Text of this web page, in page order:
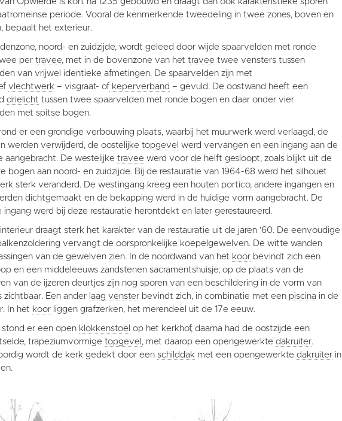
periode. Vooral de kenmerkende tweedeling in twee zones, boven en
bepaalt het exterieur.
noord- en zuidzijde, wordt geleed door wijde spaarvelden met ronde
per travee, met in de bovenzone van het travee twee vensters tussen
van vrijwel identieke afmetingen. De spaarvelden zijn met
vlechtwerk – visgraat- of keperverband – gevuld. De oostwand heeft een
drielicht tussen twee spaarvelden met ronde bogen en daar onder vier
met spitse bogen.
er een grondige verbouwing plaats, waarbij het muurwerk werd verlaagd, de
werden verwijderd, de oostelijke topgevel werd vervangen en een ingang aan de
aangebracht. De westelijke travee werd voor de helft gesloopt, zoals blijkt uit de
bogen aan noord- en zuidzijde. Bij de restauratie van 1964-68 werd het silhouet
sterk veranderd. De westingang kreeg een houten portico, andere ingangen en
dichtgemaakt en de bekapping werd in de huidige vorm aangebracht. De
ingang werd bij deze restauratie herontdekt en later gerestaureerd.
draagt sterk het karakter van de restauratie uit de jaren ’60. De eenvoudige
vervangt de oorspronkelijke koepelgewelven. De witte wanden
van de gewelven zien. In de noordwand van het koor bevindt zich een
en een middeleeuws zandstenen sacramentshuisje; op de plaats van de
van de ijzeren deurtjes zijn nog sporen van een beschildering in de vorm van
zichtbaar. Een ander laag venster bevindt zich, in combinatie met een piscina in de
In het koor liggen grafzerken, het merendeel uit de 17e eeuw.
stond er een open klokkenstoel op het kerkhof, daarna had de oostzijde een
trapeziumvormige topgevel , met daarop een opengewerkte dakruiter.
wordt de kerk gedekt door een schilddak met een opengewerkte dakruiter in